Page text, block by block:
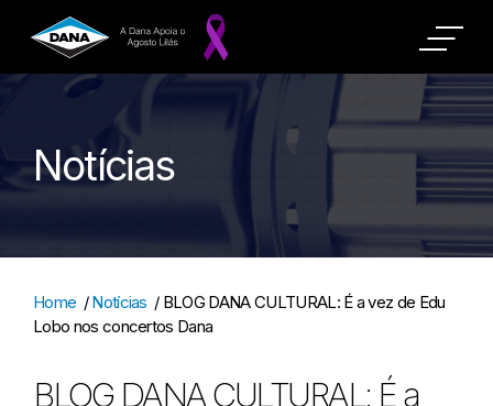
Notícias
Home /Notícias / BLOG DANA CULTURAL: É a vez de Edu
Lobo nos concertos Dana
BLOG DANA CULTURAL: É a